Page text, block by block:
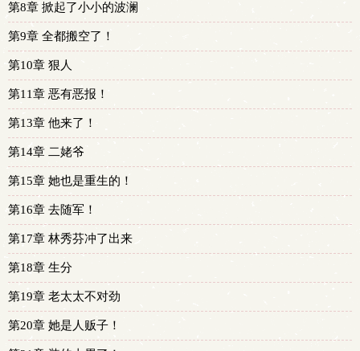
第8章 掀起了小小的波澜
第9章 全都搬空了！
第10章 狠人
第11章 恶有恶报！
第13章 他来了！
第14章 二姥爷
第15章 她也是重生的！
第16章 去随军！
第17章 林秀芬冲了出来
第18章 生分
第19章 老太太不对劲
第20章 她是人贩子！